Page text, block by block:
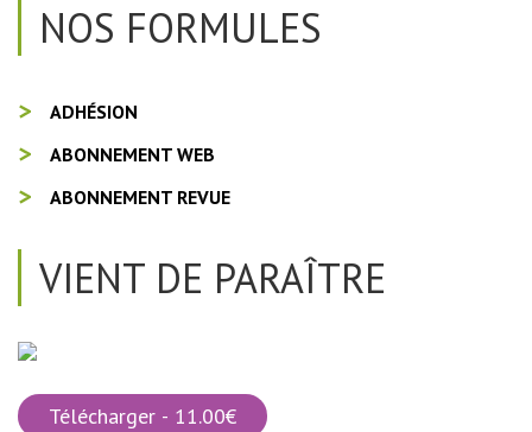
NOS FORMULES
ADHÉSION
ABONNEMENT WEB
ABONNEMENT REVUE
VIENT DE PARAÎTRE
Télécharger - 11.00€